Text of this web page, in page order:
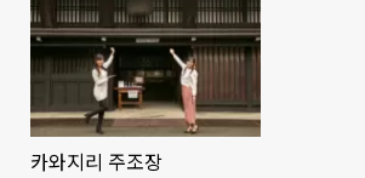
카와지리 주조장